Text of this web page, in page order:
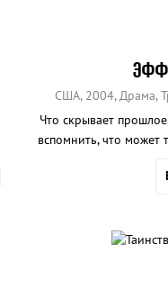
США, 2004, Драма,
Что скрывает
вспомнить, что может